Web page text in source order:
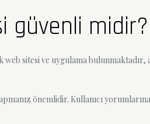
güvenli midir?
sitesi ve uygulama bulunmaktadır,
önemlidir. Kullanıcı